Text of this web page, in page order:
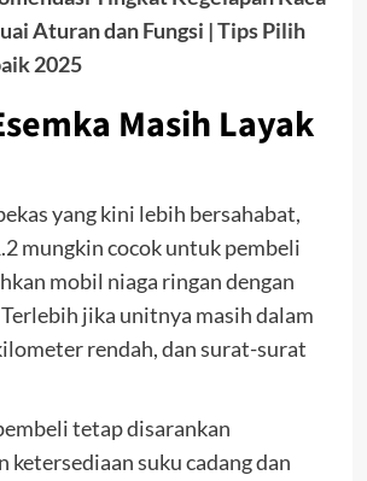
Aturan dan Fungsi | Tips Pilih
2025
Masih Layak
yang kini lebih bersahabat,
mungkin cocok untuk pembeli
mobil niaga ringan dengan
jika unitnya masih dalam
rendah, dan surat-surat
tetap disarankan
ketersediaan suku cadang dan